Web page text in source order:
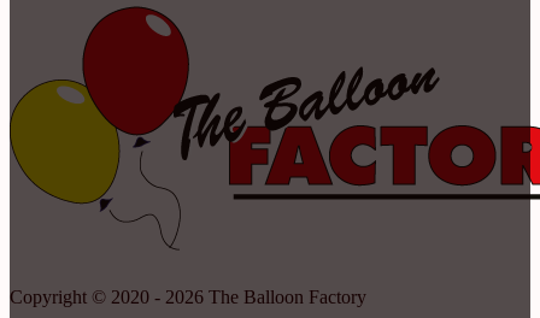
Copyright © 2020 - 2026 The Balloon Factory